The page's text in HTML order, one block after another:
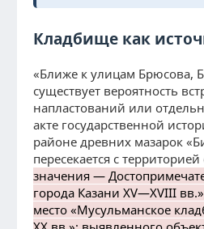
Кладбище как
«Ближе к улицам Брюсова,
существует вероятность
напластований или
акте государственной
районе древних мазарок
пересекается с
значения —
города Казани XV—XVIII
место «Мусульманское